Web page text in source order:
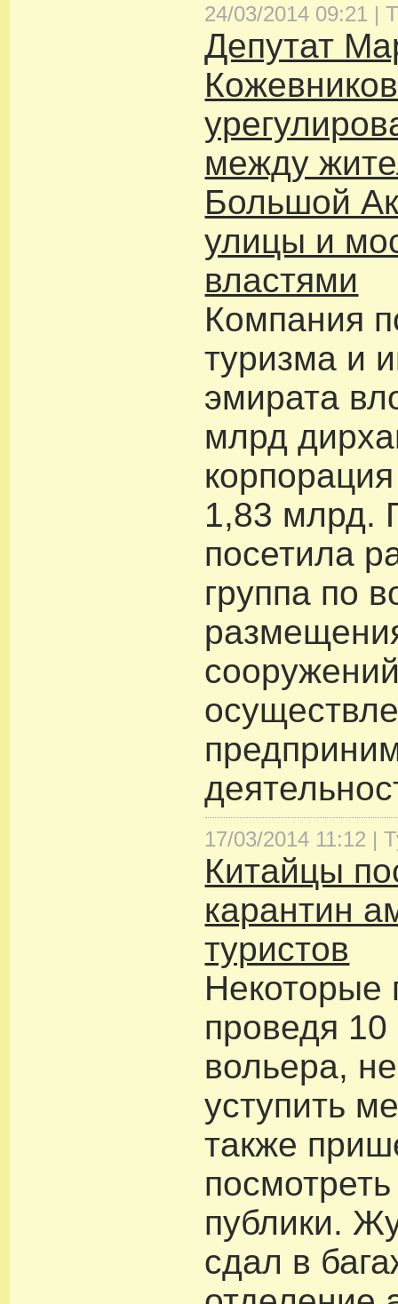
24/03/2014 09:21 |
Депутат
между
Большой
улицы и
властями
Компания
туризма и
эмирата
млрд
1,83 млрд.
посетила
группа по
17/03/2014 11:12 |
Китайцы
карантин
туристов
Некоторые
проведя
вольера,
уступить
также
публики.
сдал в